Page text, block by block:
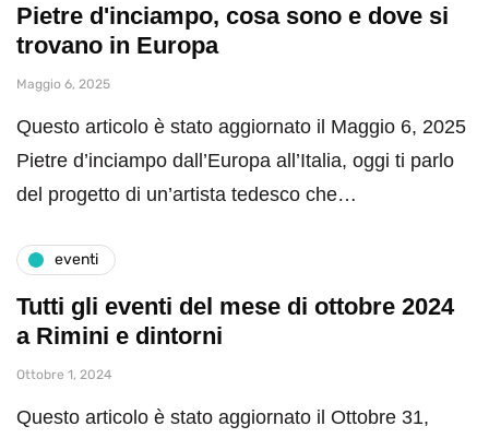
Pietre d'inciampo, cosa sono e dove si
trovano in Europa
Maggio 6, 2025
Questo articolo è stato aggiornato il Maggio 6, 2025
Pietre d’inciampo dall’Europa all’Italia, oggi ti parlo
del progetto di un’artista tedesco che…
eventi
Tutti gli eventi del mese di ottobre 2024
a Rimini e dintorni
Ottobre 1, 2024
Questo articolo è stato aggiornato il Ottobre 31,